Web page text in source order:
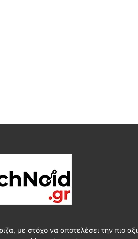
με στόχο να αποτελέσει την πιο